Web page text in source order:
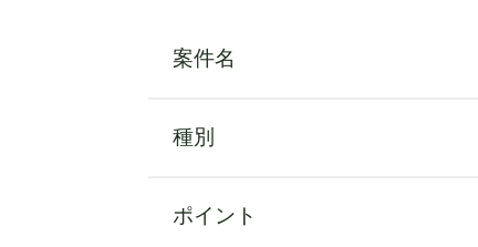
案件名
種別
ポイント